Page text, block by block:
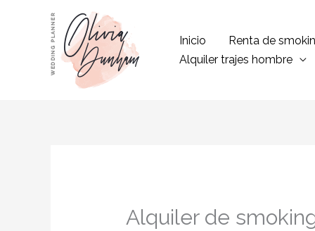
contenido
Inicio Renta de
Alquiler trajes hombre
Alquiler de